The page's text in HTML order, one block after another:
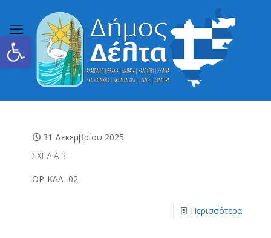
Ανοίξτε τη γραμμή εργαλείων
31 Δεκεμβρίου 2025
ΣΧΕΔΙΑ 3
ΟΡ-ΚΑΛ- 02
Περισσότερα